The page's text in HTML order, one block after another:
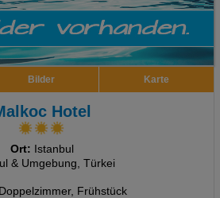
Bilder Karte
Hotel
Ort: Istanbul
& Umgebung, Türkei
Doppelzimmer, Frühstück